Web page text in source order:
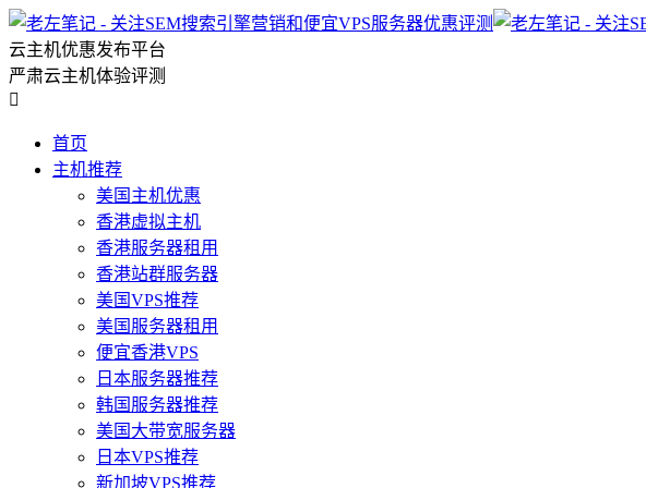
云主机优惠发布平台
严肃云主机体验评测

首页
主机推荐
美国主机优惠
香港虚拟主机
香港服务器租用
香港站群服务器
美国VPS推荐
美国服务器租用
便宜香港VPS
日本服务器推荐
韩国服务器推荐
美国大带宽服务器
日本VPS推荐
新加坡VPS推荐